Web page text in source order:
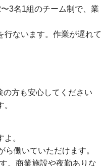
3名1組のチーム制で、業
ないます。作業が遅れて
方も安心してください
。
働いていただけます。
。商業施設や夜勤ありな